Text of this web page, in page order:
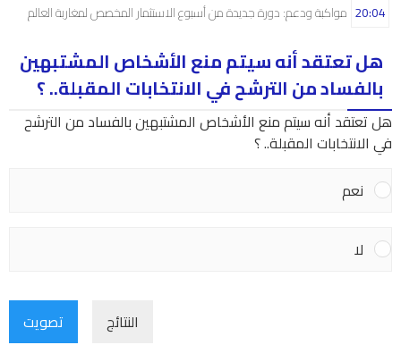
مواكبة ودعم: دورة جديدة من أسبوع الاستثمار المخصص لمغاربة العالم 20:04
هل تعتقد أنه سيتم منع الأشخاص المشتبهين
بالفساد من الترشح في الانتخابات المقبلة.. ؟
هل تعتقد أنه سيتم منع الأشخاص المشتبهين بالفساد من الترشح
في الانتخابات المقبلة.. ؟
نعم
لا
النتائج تصويت